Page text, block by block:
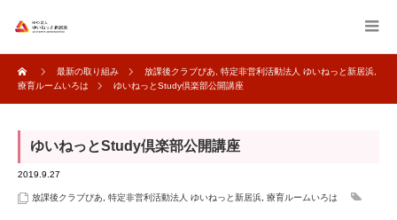
最新の取り組み 放課後クラブぴあ 特定非営利活動法人 ゆいねっと新居浜
療育ルームいろは
ゆいねっとStudy倶楽部公開講座
ゆいねっとStudy倶楽部公開講座
2019.9.27
放課後クラブぴあ 特定非営利活動法人 ゆいねっと新居浜 療育ルームいろは